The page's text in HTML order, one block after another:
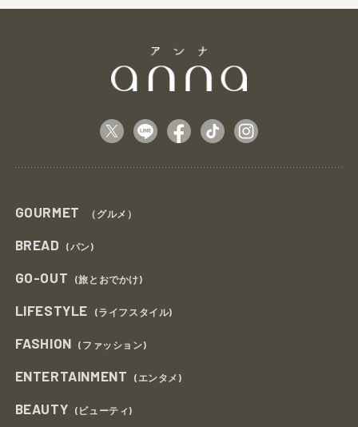
GOURMET （グルメ）
BREAD (パン)
GO-OUT (旅とおでかけ)
LIFESTYLE (ライフスタイル)
FASHION (ファッション)
ENTERTAINMENT (エンタメ)
BEAUTY (ビューティ)